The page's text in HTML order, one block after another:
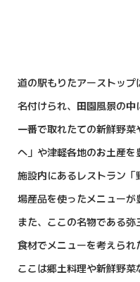
道の駅もりたアーストッ
名付けられ、田園風景の
一番で取れたての新鮮野
へ」や津軽各地のお土産を
施設内にあるレストラン
場産品を使ったメニューが
また、ここの名物である
食材でメニューを考えられ
ここは郷土料理や新鮮野